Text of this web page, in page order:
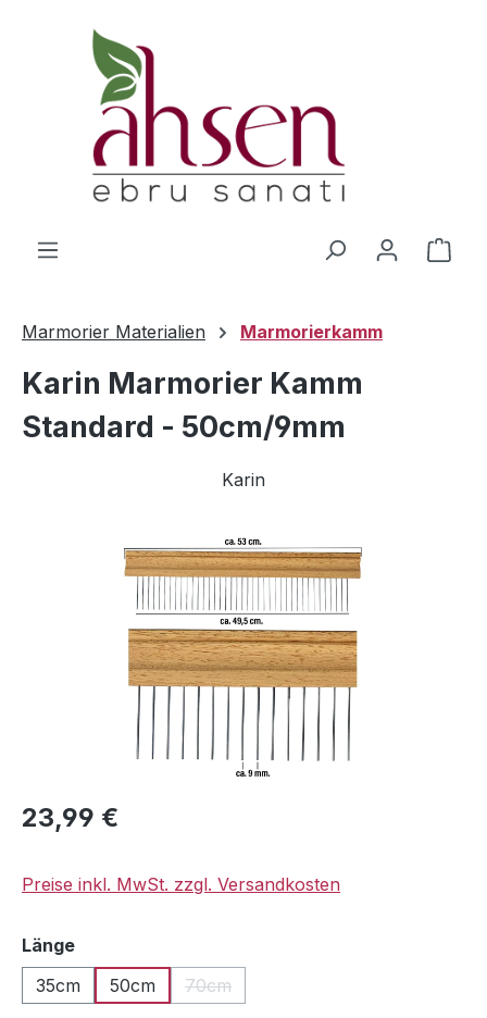
Zum Hauptinhalt springen
Marmorier Materialien Marmorierkamm
Karin Marmorier Kamm
Standard - 50cm/9mm
Karin
Bildergalerie überspringen
Regulärer Preis:
23,99 €
Preise inkl. MwSt. zzgl. Versandkosten
Längeauswählen
35cm
50cm 70cm
(Diese Option ist zurzeit nicht